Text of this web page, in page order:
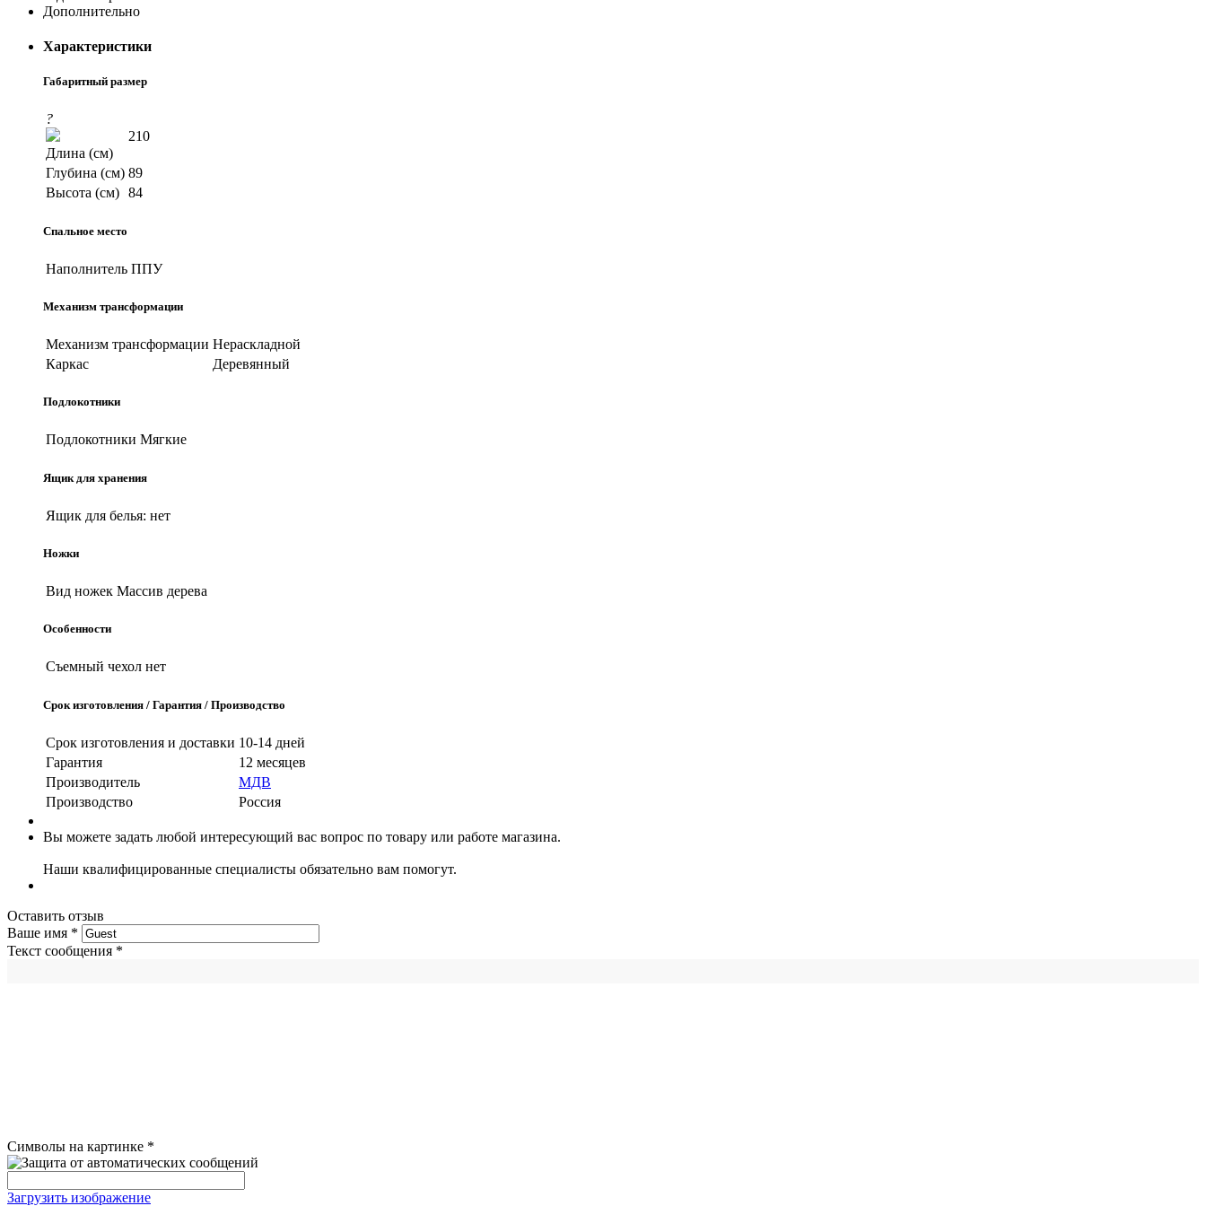
Дополнительно
Характеристики
Габаритный размер
?
Длина (см)
210
Глубина (см) 89
Высота (см) 84
Спальное место
Наполнитель ППУ
Механизм трансформации
Механизм трансформации Нераскладной
Каркас
Деревянный
Подлокотники
Подлокотники Мягкие
Ящик для хранения
Ящик для белья: нет
Ножки
Вид ножек Массив дерева
Особенности
Съемный чехол нет
Срок изготовления / Гарантия / Производство
Срок изготовления и доставки 10-14 дней
Гарантия
12 месяцев
Производитель
МДВ
Производство
Россия
Вы можете задать любой интересующий вас вопрос по товару или работе магазина.
Наши квалифицированные специалисты обязательно вам помогут.
Оставить отзыв
Ваше имя *
Текст сообщения *
Символы на картинке *
Загрузить изображение